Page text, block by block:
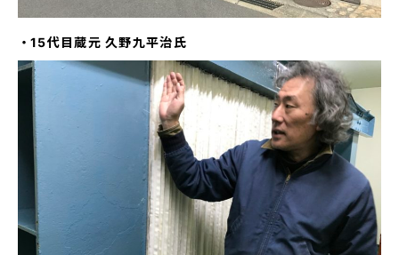
・ 15代目蔵元 久野九平治氏